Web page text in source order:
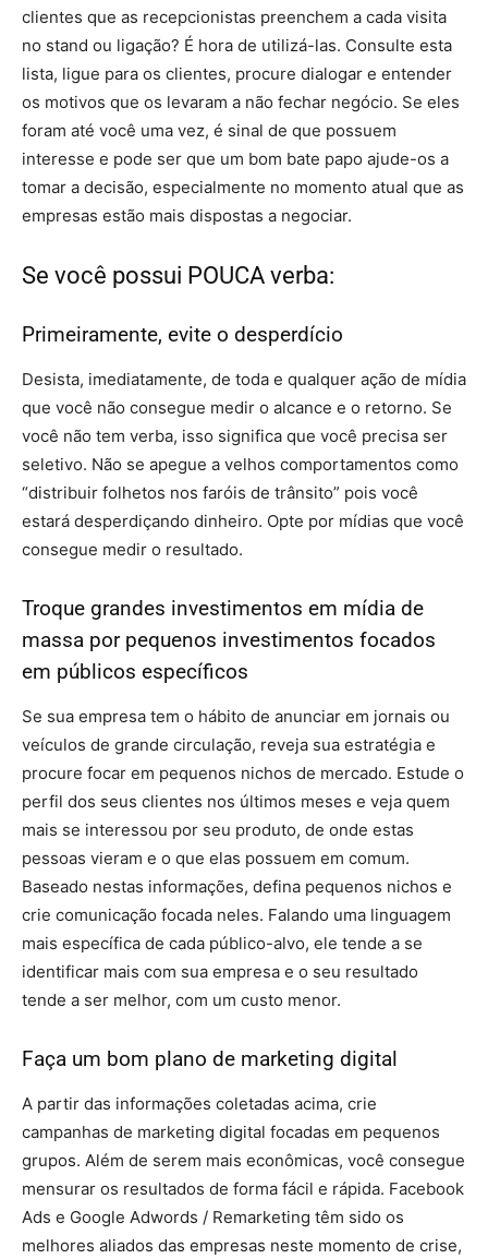
clientes que as recepcionistas preenchem a cada visita
no stand ou ligação? É hora de utilizá-las. Consulte esta
lista, ligue para os clientes, procure dialogar e entender
os motivos que os levaram a não fechar negócio. Se eles
foram até você uma vez, é sinal de que possuem
interesse e pode ser que um bom bate papo ajude-os a
tomar a decisão, especialmente no momento atual que as
empresas estão mais dispostas a negociar.
Se você possui POUCA verba:
Primeiramente, evite o desperdício
Desista, imediatamente, de toda e qualquer ação de mídia
que você não consegue medir o alcance e o retorno. Se
você não tem verba, isso significa que você precisa ser
seletivo. Não se apegue a velhos comportamentos como
“distribuir folhetos nos faróis de trânsito” pois você
estará desperdiçando dinheiro. Opte por mídias que você
consegue medir o resultado.
Troque grandes investimentos em mídia de
massa por pequenos investimentos focados
em públicos específicos
Se sua empresa tem o hábito de anunciar em jornais ou
veículos de grande circulação, reveja sua estratégia e
procure focar em pequenos nichos de mercado. Estude o
perfil dos seus clientes nos últimos meses e veja quem
mais se interessou por seu produto, de onde estas
pessoas vieram e o que elas possuem em comum.
Baseado nestas informações, defina pequenos nichos e
crie comunicação focada neles. Falando uma linguagem
mais específica de cada público-alvo, ele tende a se
identificar mais com sua empresa e o seu resultado
tende a ser melhor, com um custo menor.
Faça um bom plano de marketing digital
A partir das informações coletadas acima, crie
campanhas de marketing digital focadas em pequenos
grupos. Além de serem mais econômicas, você consegue
mensurar os resultados de forma fácil e rápida. Facebook
Ads e Google Adwords / Remarketing têm sido os
melhores aliados das empresas neste momento de crise,